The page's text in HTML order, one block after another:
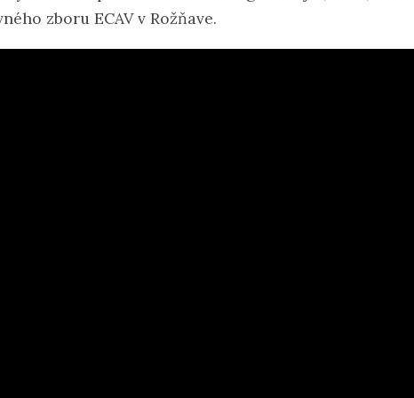
zboru ECAV v Rožňave.